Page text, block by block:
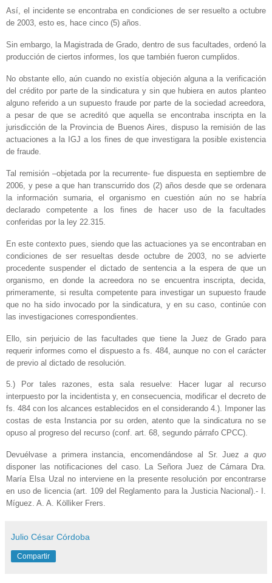
Así, el incidente se encontraba en condiciones de ser resuelto a octubre
de 2003, esto es, hace cinco (5) años.
Sin embargo, la Magistrada de Grado, dentro de sus facultades, ordenó la
producción de ciertos informes, los que también fueron cumplidos.
No obstante ello, aún cuando no existía objeción alguna a la verificación
del crédito por parte de la sindicatura y sin que hubiera en autos planteo
alguno referido a un supuesto fraude por parte de la sociedad acreedora,
a pesar de que se acreditó que aquella se encontraba inscripta en la
jurisdicción de la Provincia de Buenos Aires, dispuso la remisión de las
actuaciones a la IGJ a los fines de que investigara la posible existencia
de fraude.
Tal remisión –objetada por la recurrente- fue dispuesta en septiembre de
2006, y pese a que han transcurrido dos (2) años desde que se ordenara
la información sumaria, el organismo en cuestión aún no se habría
declarado competente a los fines de hacer uso de la facultades
conferidas por la ley 22.315.
En este contexto pues, siendo que las actuaciones ya se encontraban en
condiciones de ser resueltas desde octubre de 2003, no se advierte
procedente suspender el dictado de sentencia a la espera de que un
organismo, en donde la acreedora no se encuentra inscripta, decida,
primeramente, si resulta competente para investigar un supuesto fraude
que no ha sido invocado por la sindicatura, y en su caso, continúe con
las investigaciones correspondientes.
Ello, sin perjuicio de las facultades que tiene la Juez de Grado para
requerir informes como el dispuesto a fs. 484, aunque no con el carácter
de previo al dictado de resolución.
5.) Por tales razones, esta sala resuelve: Hacer lugar al recurso
interpuesto por la incidentista y, en consecuencia, modificar el decreto de
fs. 484 con los alcances establecidos en el considerando 4.). Imponer las
costas de esta Instancia por su orden, atento que la sindicatura no se
opuso al progreso del recurso (conf. art. 68, segundo párrafo CPCC).
Devuélvase a primera instancia, encomendándose al Sr. Jueza quo
disponer las notificaciones del caso. La Señora Juez de Cámara Dra.
María Elsa Uzal no interviene en la presente resolución por encontrarse
en uso de licencia (art. 109 del Reglamento para la Justicia Nacional).- I.
Míguez. A. A. Kölliker Frers.
Julio César Córdoba
Compartir